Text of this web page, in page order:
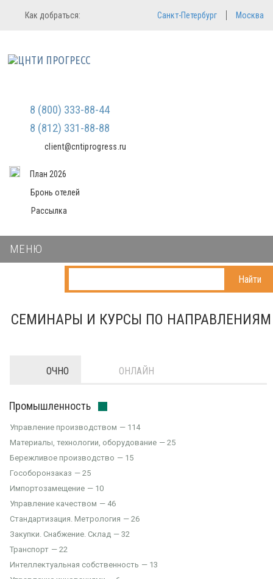
Регистрация
Мы не передаем ваши данные
третьим лицам и не рассылаем
Вход в систему
Пароль
Войти в кабинет
Как добраться: Санкт-Петербург Москва
8 (800) 333-88-44
8 (812) 331-88-88
client@cntiprogress.ru
План 2026
Бронь отелей
Рассылка
МЕНЮ
Найти
СЕМИНАРЫ И КУРСЫ ПО НАПРАВЛЕНИЯМ
ОЧНО ОНЛАЙН
Промышленность
Управление производством
114
Материалы, технологии, оборудование
25
Бережливое производство
15
Гособоронзаказ
25
Импортозамещение
10
Управление качеством
46
Стандартизация. Метрология
26
Закупки. Снабжение. Склад
32
Транспорт
22
Интеллектуальная собственность
13